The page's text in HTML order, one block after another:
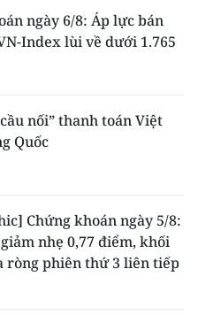
ngày 6/8: Áp lực bán
Index lùi về dưới 1.765
nối” thanh toán Việt
Quốc
Chứng khoán ngày 5/8:
nhẹ 0,77 điểm, khối
ròng phiên thứ 3 liên tiếp